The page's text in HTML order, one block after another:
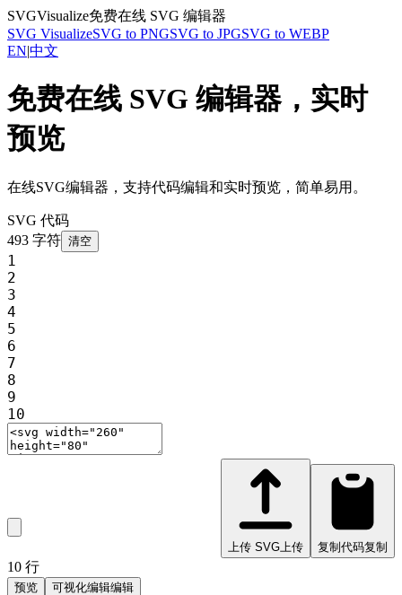
SVGVisualize免费在线 SVG 编辑器
SVG VisualizeSVG to PNGSVG to JPGSVG to WEBP
EN|中文
免费在线 SVG 编辑器，实时
预览
在线SVG编辑器，支持代码编辑和实时预览，简单易用。
SVG 代码
493 字符 清空
1
2
3
4
5
6
7
8
9
10
上传 SVG 上传 复制代码复制
10 行
预览 可视化编辑编辑